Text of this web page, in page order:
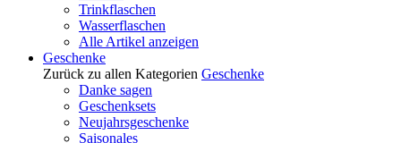
Trinkflaschen
Wasserflaschen
Alle Artikel anzeigen
Geschenke
Zurück zu allen Kategorien Geschenke
Danke sagen
Geschenksets
Neujahrsgeschenke
Saisonales